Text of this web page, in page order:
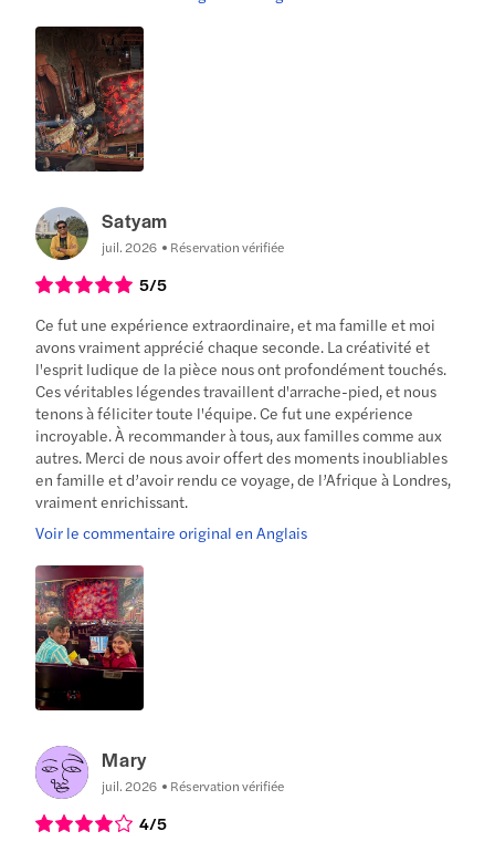
Satyam
juil. 2026 Réservation vérifiée
5/5
Ce fut une expérience extraordinaire, et ma famille et moi
avons vraiment apprécié chaque seconde. La créativité et
l'esprit ludique de la pièce nous ont profondément touchés.
Ces véritables légendes travaillent d'arrache-pied, et nous
tenons à féliciter toute l'équipe. Ce fut une expérience
incroyable. À recommander à tous, aux familles comme aux
autres. Merci de nous avoir offert des moments inoubliables
en famille et d’avoir rendu ce voyage, de l’Afrique à Londres,
vraiment enrichissant.
Voir le commentaire original en Anglais
Mary
juil. 2026 Réservation vérifiée
4/5